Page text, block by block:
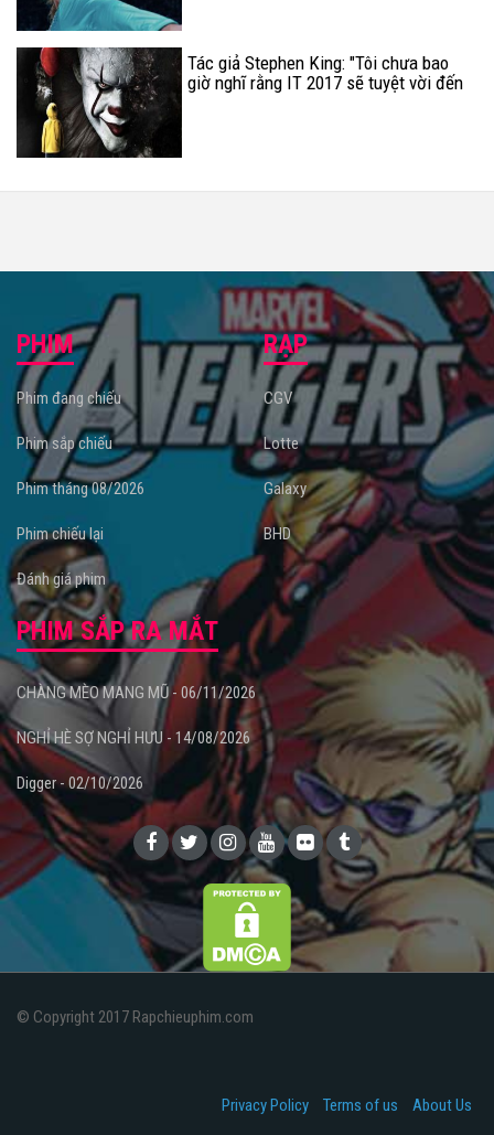
Tác giả Stephen King: "Tôi chưa bao
giờ nghĩ rằng IT 2017 sẽ tuyệt vời đến
PHIM
Phim đang chiếu
Phim sắp chiếu
Phim tháng 08/2026
Phim chiếu lại
Đánh giá phim
RẠP
CGV
Lotte
Galaxy
BHD
PHIM SẮP RA MẮT
CHÀNG MÈO MANG MŨ - 06/11/2026
NGHỈ HÈ SỢ NGHỈ HƯU - 14/08/2026
Digger - 02/10/2026
© Copyright 2017 Rapchieuphim.com
Privacy Policy Terms of us About Us